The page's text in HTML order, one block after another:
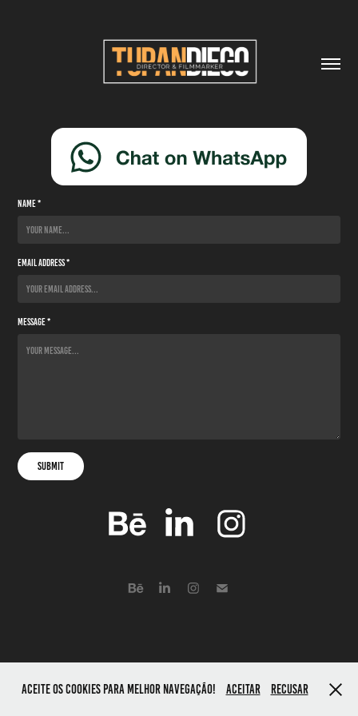
Name *
Email Address *
Message *
Submit
Aceite os cookies para melhor navegação! Aceitar Recusar